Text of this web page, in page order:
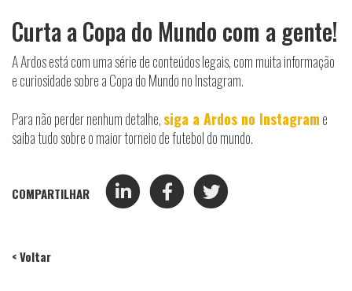
Curta a Copa do Mundo com a gente!
A Ardos está com uma série de conteúdos legais, com muita informação
e curiosidade sobre a Copa do Mundo no Instagram.
Para não perder nenhum detalhe,siga a Ardos no Instagrame
saiba tudo sobre o maior torneio de futebol do mundo.
COMPARTILHAR
< Voltar